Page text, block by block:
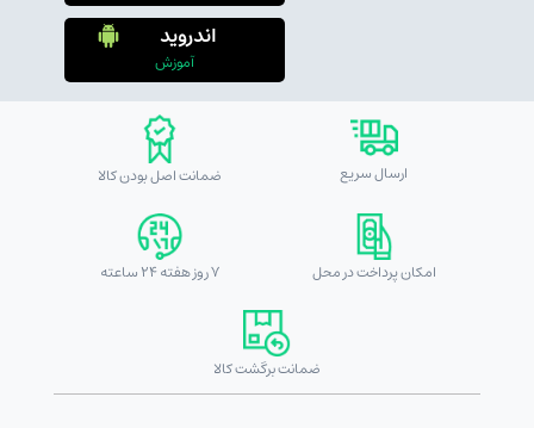
اندروید
آموزش
ارسال سریع ضمانت اصل بودن کالا
امکان پرداخت در محل 7 روز هفته 24 ساعته
ضمانت برگشت کالا